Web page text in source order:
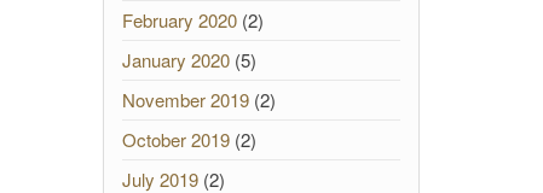
February 2020(2)
January 2020(5)
November 2019(2)
October 2019(2)
July 2019(2)